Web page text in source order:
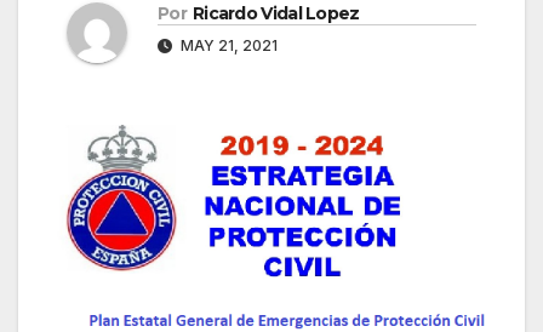
Por Ricardo Vidal Lopez
MAY 21, 2021